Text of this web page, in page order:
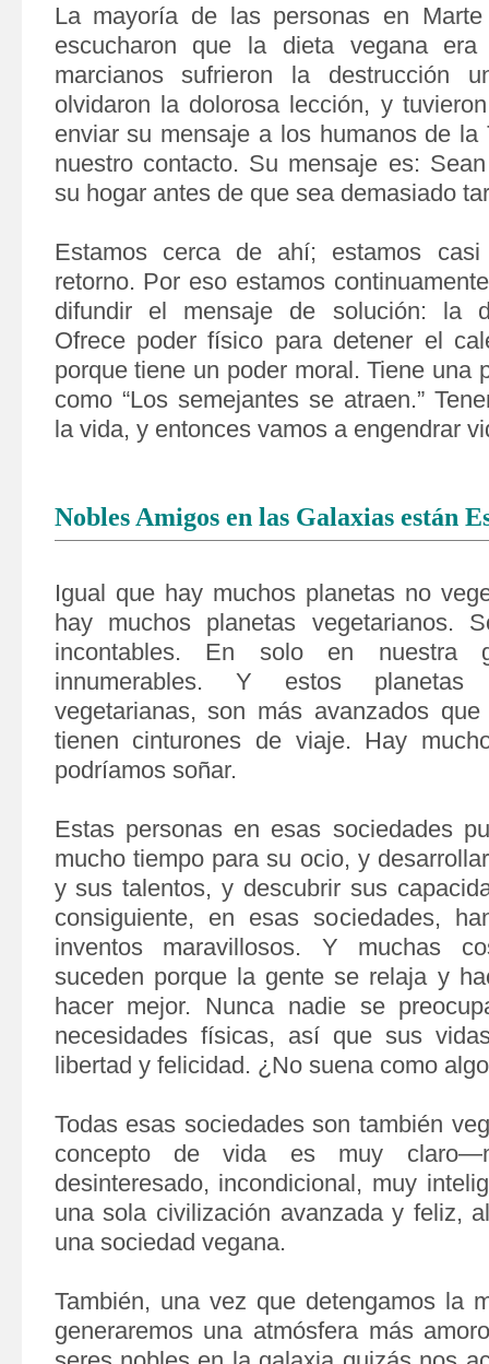
La mayoría de las personas en
escucharon que la dieta vegana
marcianos sufrieron la destrucción
olvidaron la dolorosa lección, y
enviar su mensaje a los humanos de la
nuestro contacto. Su mensaje es:
su hogar antes de que sea demasiado
Estamos cerca de ahí; estamos
retorno. Por eso estamos
difundir el mensaje de solución: la
Ofrece poder físico para detener el
porque tiene un poder moral. Tiene una
como “Los semejantes se atraen.”
la vida, y entonces vamos a engendrar
Nobles Amigos en las Galaxias están
Igual que hay muchos planetas no
hay muchos planetas vegetarianos.
incontables. En solo en nuestra
innumerables. Y estos planetas
vegetarianas, son más avanzados
tienen cinturones de viaje. Hay
podríamos soñar.
Estas personas en esas sociedades
mucho tiempo para su ocio, y
y sus talentos, y descubrir sus
consiguiente, en esas sociedades,
inventos maravillosos. Y muchas
suceden porque la gente se relaja y
hacer mejor. Nunca nadie se
necesidades físicas, así que sus
libertad y felicidad. ¿No suena como
Todas esas sociedades son también
concepto de vida es muy
desinteresado, incondicional, muy
una sola civilización avanzada y feliz,
una sociedad vegana.
También, una vez que detengamos la
generaremos una atmósfera más